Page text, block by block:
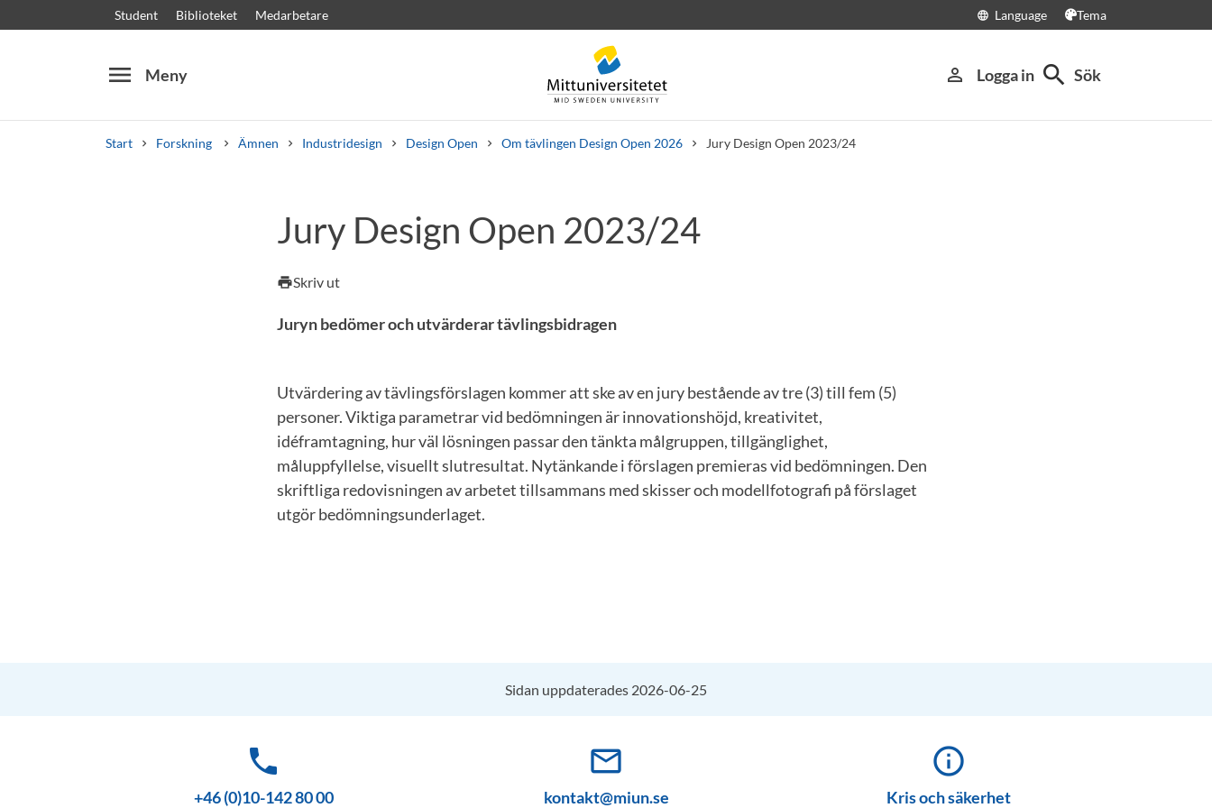
Student Biblioteket Medarbetare language Language Tema
menu Meny person_outline Logga in search Sök
Start Forskning Ämnen Industridesign Design Open Om tävlingen Design Open 2026 Jury Design Open 2023/24
Kursplaner VälkomstbrevPersonal Lediga jobb
Jury Design Open 2023/24
printSkriv ut
Juryn bedömer och utvärderar tävlingsbidragen
Utvärdering av tävlingsförslagen kommer att ske av en jury bestående av tre (3) till fem (5)
personer. Viktiga parametrar vid bedömningen är innovationshöjd, kreativitet,
idéframtagning, hur väl lösningen passar den tänkta målgruppen, tillgänglighet,
måluppfyllelse, visuellt slutresultat. Nytänkande i förslagen premieras vid bedömningen. Den
skriftliga redovisningen av arbetet tillsammans med skisser och modellfotografi på förslaget
utgör bedömningsunderlaget.
Sidan uppdaterades 2026-06-25
phone
+46 (0)10-142 80 00
mail_outline
kontakt@miun.se
info_outline
Kris och säkerhet